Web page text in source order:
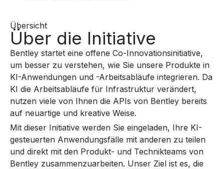
Übersicht
Über die Initiative
Bentley startet eine offene Co-Innovationsinitiative,
um besser zu verstehen, wie Sie unsere Produkte in
KI-Anwendungen und -Arbeitsabläufe integrieren. Da
KI die Arbeitsabläufe für Infrastruktur verändert,
nutzen viele von Ihnen die APIs von Bentley bereits
auf neuartige und kreative Weise.
Mit dieser Initiative werden Sie eingeladen, Ihre KI-
gesteuerten Anwendungsfälle mit anderen zu teilen
und direkt mit den Produkt- und Technikteams von
Bentley zusammenzuarbeiten. Unser Ziel ist es, die